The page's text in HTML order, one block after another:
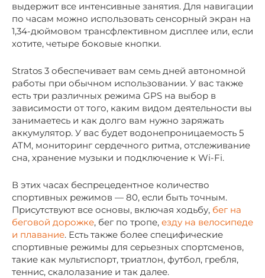
выдержит все интенсивные занятия. Для навигации
по часам можно использовать сенсорный экран на
1,34-дюймовом трансфлективном дисплее или, если
хотите, четыре боковые кнопки.
Stratos 3 обеспечивает вам семь дней автономной
работы при обычном использовании. У вас также
есть три различных режима GPS на выбор в
зависимости от того, каким видом деятельности вы
занимаетесь и как долго вам нужно заряжать
аккумулятор. У вас будет водонепроницаемость 5
АТМ, мониторинг сердечного ритма, отслеживание
сна, хранение музыки и подключение к Wi-Fi.
В этих часах беспрецедентное количество
спортивных режимов — 80, если быть точным.
Присутствуют все основы, включая ходьбу, бег на
беговой дорожке, бег по тропе, езду на велосипеде
и плавание. Есть также более специфические
спортивные режимы для серьезных спортсменов,
такие как мультиспорт, триатлон, футбол, гребля,
теннис, скалолазание и так далее.